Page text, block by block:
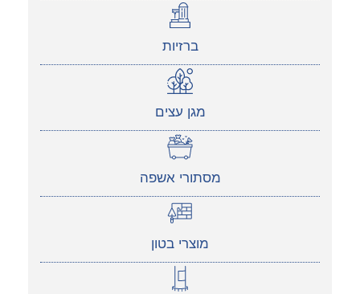
ברזיות
מגן עצים
מסתורי אשפה
מוצרי בטון